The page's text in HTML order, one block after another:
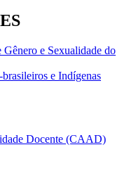
e Sexualidade do
e Indígenas
Docente (CAAD)